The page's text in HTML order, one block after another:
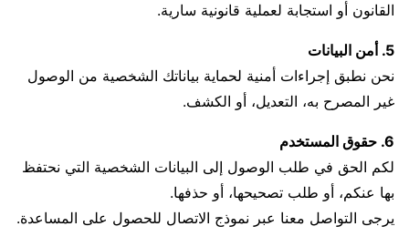
القانون أو استجابة لعملية قانونية سارية.
5. أمن البيانات
نحن نطبق إجراءات أمنية لحماية بياناتك الشخصية من الوصول
غير المصرح به، التعديل، أو الكشف.
6. حقوق المستخدم
لكم الحق في طلب الوصول إلى البيانات الشخصية التي نحتفظ
بها عنكم، أو طلب تصحيحها، أو حذفها.
يرجى التواصل معنا عبر نموذج الاتصال للحصول على المساعدة.